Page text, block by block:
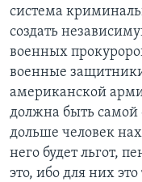
система
создать
военных
военные защитники
американской
должна быть самой
дольше человек
него будет льгот,
это, ибо для них